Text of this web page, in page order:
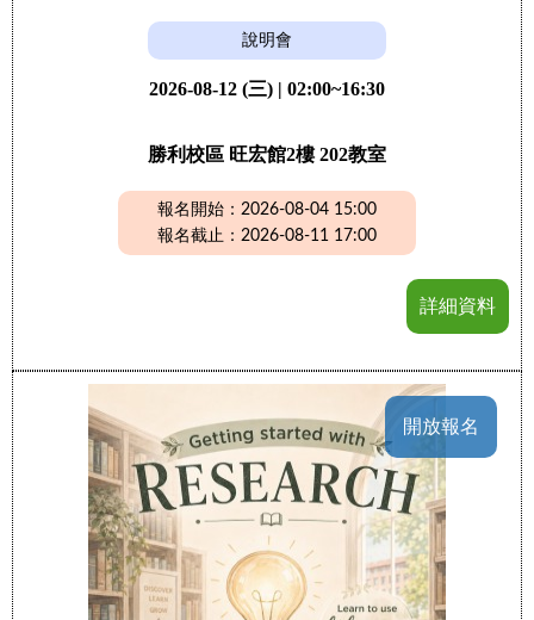
說明會
2026-08-12 (三) | 02:00~16:30
勝利校區 旺宏館2樓 202教室
報名開始：2026-08-04 15:00
報名截止：2026-08-11 17:00
詳細資料
開放報名